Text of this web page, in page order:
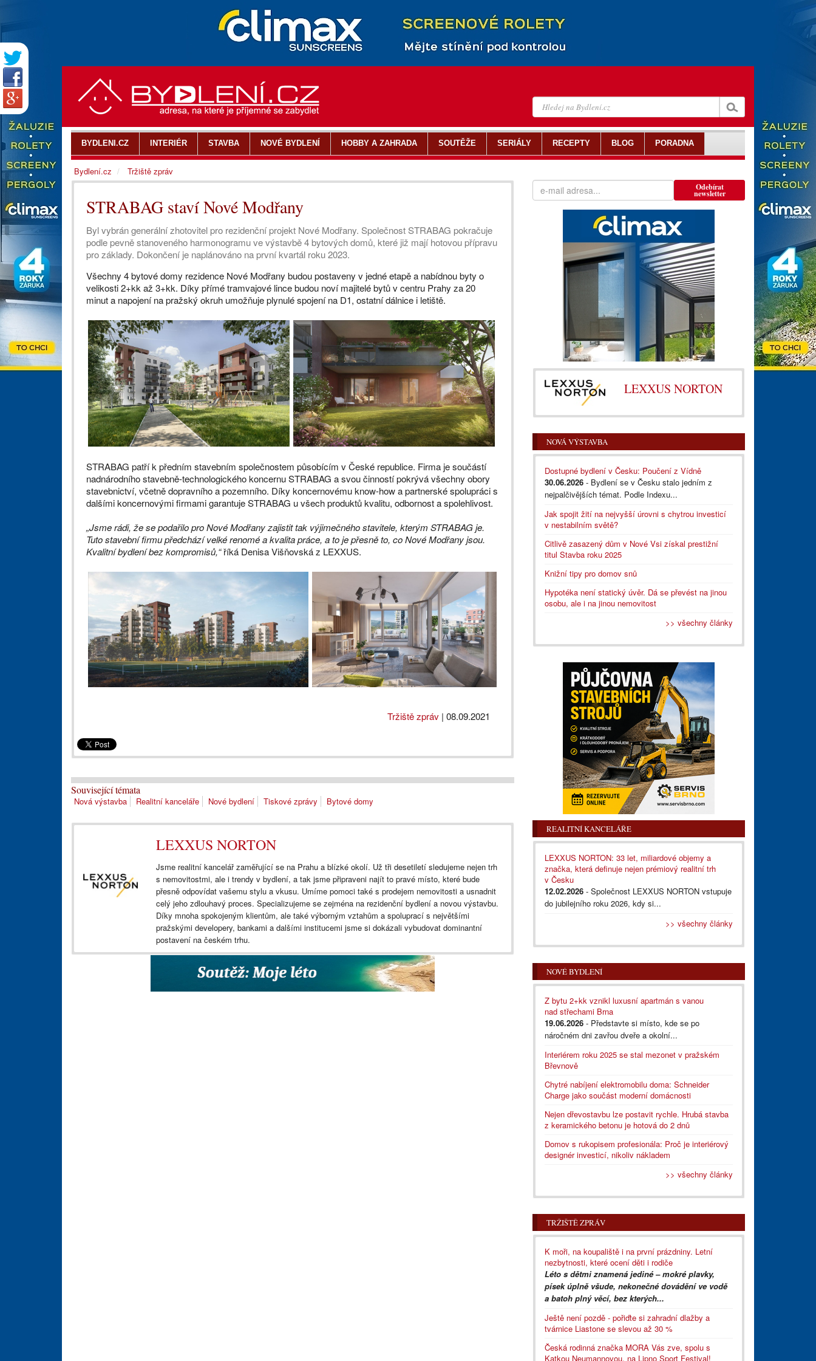
STRABAG staví Nové Modřany
Byl vybrán generální zhotovitel pro rezidenční projekt Nové Modřany. Společnost STRABAG pokračuje
podle pevně stanoveného harmonogramu ve výstavbě 4 bytových domů, které již mají hotovou přípravu
pro základy. Dokončení je naplánováno na první kvartál roku 2023.
Všechny 4 bytové domy rezidence Nové Modřany budou postaveny v jedné etapě a nabídnou byty o
velikosti 2+kk až 3+kk. Díky přímé tramvajové lince budou noví majitelé bytů v centru Prahy za 20
minut a napojení na pražský okruh umožňuje plynulé spojení na D1, ostatní dálnice i letiště.
STRABAG patří k předním stavebním společnostem působícím v České republice. Firma je součástí
nadnárodního stavebně-technologického koncernu STRABAG a svou činností pokrývá všechny obory
stavebnictví, včetně dopravního a pozemního. Díky koncernovému know-how a partnerské spolupráci s
dalšími koncernovými firmami garantuje STRABAG u všech produktů kvalitu, odbornost a spolehlivost.
„Jsme rádi, že se podařilo pro Nové Modřany zajistit tak výjimečného stavitele, kterým STRABAG je.
Tuto stavební firmu předchází velké renomé a kvalita práce, a to je přesně to, co Nové Modřany jsou.
Kvalitní bydlení bez kompromisů,“říká Denisa Višňovská z LEXXUS.
Tržiště zpráv | 08.09.2021
Související témata
Nová výstavba Realitní kanceláře Nové bydlení Tiskové zprávy Bytové domy
LEXXUS NORTON
Jsme realitní kancelář zaměřující se na Prahu a blízké okolí. Už tři desetiletí sledujeme nejen trh
s nemovitostmi, ale i trendy v bydlení, a tak jsme připraveni najít to pravé místo, které bude
přesně odpovídat vašemu stylu a vkusu. Umíme pomoci také s prodejem nemovitosti a usnadnit
celý jeho zdlouhavý proces. Specializujeme se zejména na rezidenční bydlení a novou výstavbu.
Díky mnoha spokojeným klientům, ale také výborným vztahům a spoluprací s největšími
pražskými developery, bankami a dalšími institucemi jsme si dokázali vybudovat dominantní
postavení na českém trhu.
Odebírat
newsletter
LEXXUS NORTON
NOVÁ VÝSTAVBA
Dostupné bydlení v Česku: Poučení z Vídně
30.06.2026 - Bydlení se v Česku stalo jedním z
nejpalčivějších témat. Podle Indexu...
Jak spojit žití na nejvyšší úrovni s chytrou investicí
v nestabilním světě?
Citlivě zasazený dům v Nové Vsi získal prestižní
titul Stavba roku 2025
Knižní tipy pro domov snů
Hypotéka není statický úvěr. Dá se převést na jinou
osobu, ale i na jinou nemovitost
>> všechny články
REALITNÍ KANCELÁŘE
LEXXUS NORTON: 33 let, miliardové objemy a
značka, která definuje nejen prémiový realitní trh
v Česku
12.02.2026 - Společnost LEXXUS NORTON vstupuje
do jubilejního roku 2026, kdy si...
>> všechny články
NOVÉ BYDLENÍ
Z bytu 2+kk vznikl luxusní apartmán s vanou
nad střechami Brna
19.06.2026 - Představte si místo, kde se po
náročném dni zavřou dveře a okolní...
Interiérem roku 2025 se stal mezonet v pražském
Břevnově
Chytré nabíjení elektromobilu doma: Schneider
Charge jako součást moderní domácnosti
Nejen dřevostavbu lze postavit rychle. Hrubá stavba
z keramického betonu je hotová do 2 dnů
Domov s rukopisem profesionála: Proč je interiérový
designér investicí, nikoliv nákladem
>> všechny články
TRŽIŠTĚ ZPRÁV
K moři, na koupaliště i na první prázdniny. Letní
nezbytnosti, které ocení děti i rodiče
Léto s dětmi znamená jediné – mokré plavky,
písek úplně všude, nekonečné dovádění ve vodě
a batoh plný věcí, bez kterých...
Ještě není pozdě - pořiďte si zahradní dlažby a
tvárnice Liastone se slevou až 30 %
Česká rodinná značka MORA Vás zve, spolu s
Katkou Neumannovou, na Lipno Sport Festival!
BYDLENI.CZ INTERIÉR STAVBA NOVÉ BYDLENÍ HOBBY A ZAHRADA SOUTĚŽE SERIÁLY RECEPTY BLOG PORADNA
Bydlení.cz Tržiště zpráv